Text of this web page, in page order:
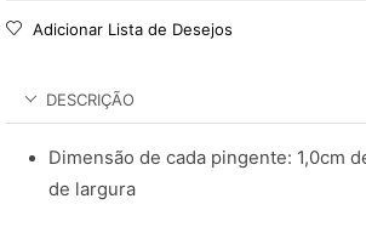
Adicionar Lista de Desejos
DESCRIÇÃO
Dimensão de cada pingente: 1,0cm
de largura